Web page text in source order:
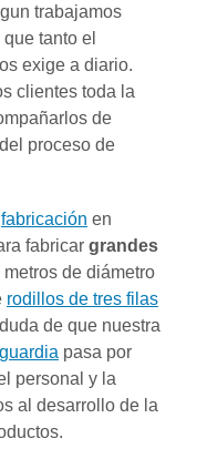
trabajamos
tanto el
exige a diario.
clientes toda la
de
proceso de
fabricación en
fabricar grandes
de diámetro
rodillos de tres filas
de que nuestra
pasa por
personal y la
al desarrollo de la